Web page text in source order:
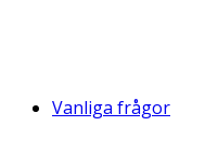
Vanliga frågor